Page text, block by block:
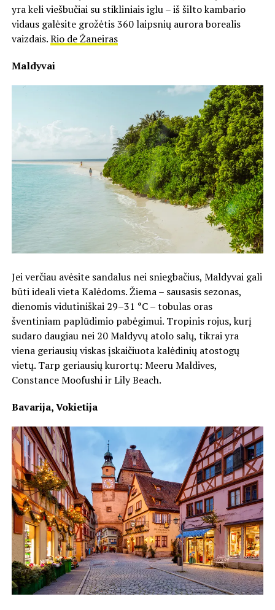
yra keli viešbučiai su stikliniais iglu – iš šilto kambario
vidaus galėsite grožėtis 360 laipsnių aurora borealis
vaizdais.Rio de Žaneiras
Maldyvai
Jei verčiau avėsite sandalus nei sniegbačius, Maldyvai gali
būti ideali vieta Kalėdoms. Žiema – sausasis sezonas,
dienomis vidutiniškai 29–31 °C – tobulas oras
šventiniam paplūdimio pabėgimui. Tropinis rojus, kurį
sudaro daugiau nei 20 Maldyvų atolo salų, tikrai yra
viena geriausių viskas įskaičiuota kalėdinių atostogų
vietų. Tarp geriausių kurortų: Meeru Maldives,
Constance Moofushi ir Lily Beach.
Bavarija, Vokietija